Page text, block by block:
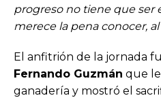
progreso no tiene que ser
merece la pena conocer,
El anfitrión de la jornada
Fernando Guzmán que
ganadería y mostró el